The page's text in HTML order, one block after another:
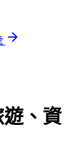
遊、資